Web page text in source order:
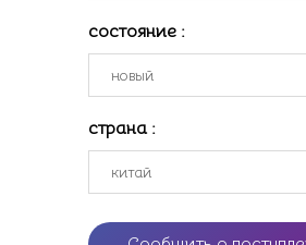
состояние :
страна :